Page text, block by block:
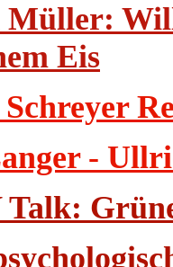
Eis
-